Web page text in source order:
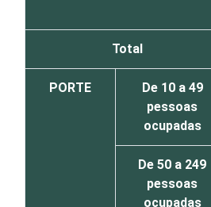
Total
PORTE
De 10 a 49
pessoas
ocupadas
De 50 a 249
pessoas
ocupadas